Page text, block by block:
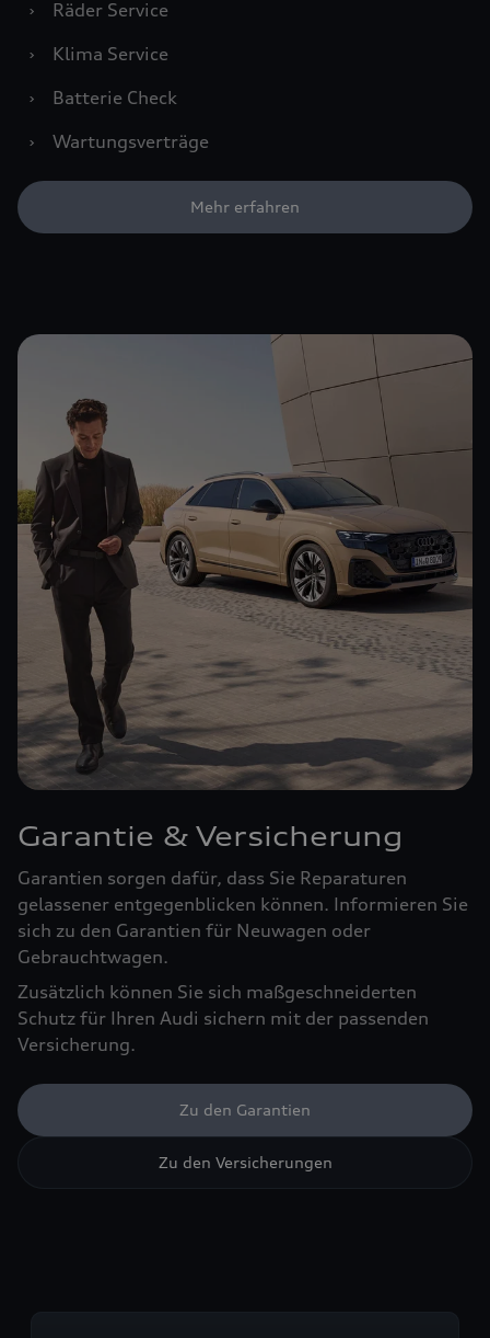
›
Räder Service
›
Klima Service
›
Batterie Check
›
Wartungsverträge
Mehr erfahren
Garantie & Versicherung
Garantien sorgen dafür, dass Sie Reparaturen
gelassener entgegenblicken können. Informieren Sie
sich zu den Garantien für Neuwagen oder
Gebrauchtwagen.
Zusätzlich können Sie sich maßgeschneiderten
Schutz für Ihren Audi sichern mit der passenden
Versicherung.
Zu den Garantien
Zu den Versicherungen